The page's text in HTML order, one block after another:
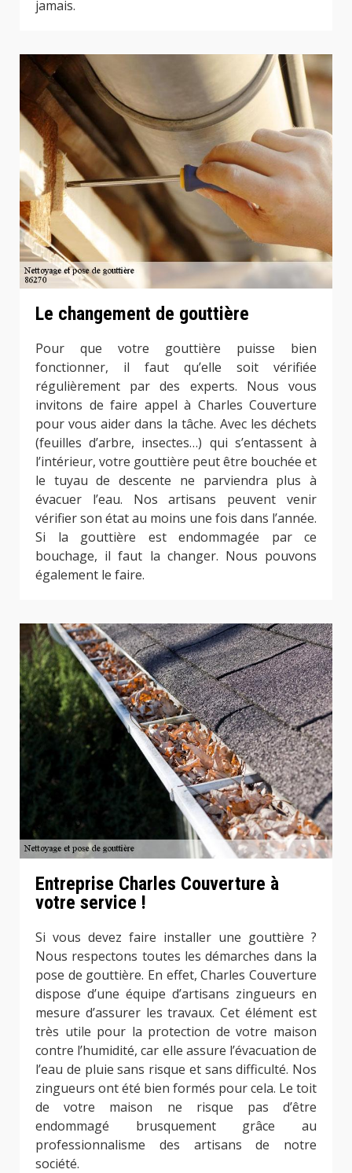
jamais.
Le changement de gouttière
Pour que votre gouttière puisse bien
fonctionner, il faut qu’elle soit vérifiée
régulièrement par des experts. Nous vous
invitons de faire appel à Charles Couverture
pour vous aider dans la tâche. Avec les déchets
(feuilles d’arbre, insectes…) qui s’entassent à
l’intérieur, votre gouttière peut être bouchée et
le tuyau de descente ne parviendra plus à
évacuer l’eau. Nos artisans peuvent venir
vérifier son état au moins une fois dans l’année.
Si la gouttière est endommagée par ce
bouchage, il faut la changer. Nous pouvons
également le faire.
Entreprise Charles Couverture à
votre service !
Si vous devez faire installer une gouttière ?
Nous respectons toutes les démarches dans la
pose de gouttière. En effet, Charles Couverture
dispose d’une équipe d’artisans zingueurs en
mesure d’assurer les travaux. Cet élément est
très utile pour la protection de votre maison
contre l’humidité, car elle assure l’évacuation de
l’eau de pluie sans risque et sans difficulté. Nos
zingueurs ont été bien formés pour cela. Le toit
de votre maison ne risque pas d’être
endommagé brusquement grâce au
professionnalisme des artisans de notre
société.